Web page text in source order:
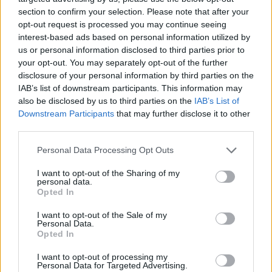
section to confirm your selection. Please note that after your
opt-out request is processed you may continue seeing
interest-based ads based on personal information utilized by
us or personal information disclosed to third parties prior to
your opt-out. You may separately opt-out of the further
disclosure of your personal information by third parties on the
IAB’s list of downstream participants. This information may
also be disclosed by us to third parties on the IAB’s List of
Downstream Participants that may further disclose it to other
Personal Data Processing Opt Outs
I want to opt-out of the Sharing of my
personal data.
Opted In
I want to opt-out of the Sale of my
Personal Data.
Opted In
I want to opt-out of processing my
Personal Data for Targeted Advertising.
Únete a nuestra comunidad y
mantente informada de
nuestras novedades